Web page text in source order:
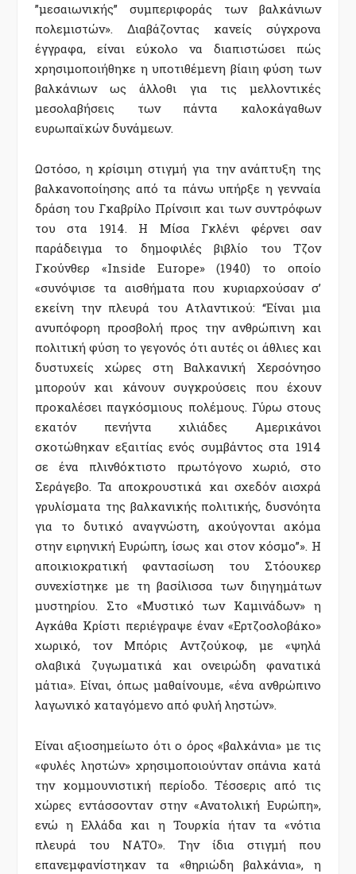
”µεσαιωνικής” συµπεριφοράς των βαλκάνιων
πολεµιστών». Διαβάζοντας κανείς σύγχρονα
έγγραφα, είναι εύκολο να διαπιστώσει πώς
χρησιµοποιήθηκε η υποτιθέµενη βίαιη φύση των
βαλκάνιων ως άλλοθι για τις µελλοντικές
µεσολαβήσεις των πάντα καλοκάγαθων
ευρωπαϊκών δυνάµεων.
Ωστόσο, η κρίσιµη στιγµή για την ανάπτυξη της
βαλκανοποίησης από τα πάνω υπήρξε η γενναία
δράση του Γκαβρίλο Πρίνσιπ και των συντρόφων
του στα 1914. Η Μίσα Γκλένι φέρνει σαν
παράδειγµα το δηµοφιλές βιβλίο του Τζον
Γκούνθερ «Inside Europe» (1940) το οποίο
«συνόψισε τα αισθήµατα που κυριαρχούσαν σ’
εκείνη την πλευρά του Ατλαντικού: “Είναι µια
ανυπόφορη προσβολή προς την ανθρώπινη και
πολιτική φύση το γεγονός ότι αυτές οι άθλιες και
δυστυχείς χώρες στη Βαλκανική Χερσόνησο
µπορούν και κάνουν συγκρούσεις που έχουν
προκαλέσει παγκόσµιους πολέµους. Γύρω στους
εκατόν πενήντα χιλιάδες Αµερικάνοι
σκοτώθηκαν εξαιτίας ενός συµβάντος στα 1914
σε ένα πλινθόκτιστο πρωτόγονο χωριό, στο
Σεράγεβο. Τα αποκρουστικά και σχεδόν αισχρά
γρυλίσµατα της βαλκανικής πολιτικής, δυσνόητα
για το δυτικό αναγνώστη, ακούγονται ακόµα
στην ειρηνική Ευρώπη, ίσως και στον κόσµο”». Η
αποικιοκρατική φαντασίωση του Στόουκερ
συνεχίστηκε µε τη βασίλισσα των διηγηµάτων
µυστηρίου. Στο «Μυστικό των Καµινάδων» η
Αγκάθα Κρίστι περιέγραψε έναν «Ερτζοσλοβάκο»
χωρικό, τον Μπόρις Αντζούκοφ, µε «ψηλά
σλαβικά ζυγωµατικά και ονειρώδη φανατικά
µάτια». Είναι, όπως µαθαίνουµε, «ένα ανθρώπινο
λαγωνικό καταγόµενο από φυλή ληστών».
Είναι αξιοσηµείωτο ότι ο όρος «βαλκάνια» µε τις
«φυλές ληστών» χρησιµοποιούνταν σπάνια κατά
την κοµµουνιστική περίοδο. Τέσσερις από τις
χώρες εντάσσονταν στην «Ανατολική Ευρώπη»,
ενώ η Ελλάδα και η Τουρκία ήταν τα «νότια
πλευρά του ΝΑΤΟ». Την ίδια στιγµή που
επανεµφανίστηκαν τα «θηριώδη βαλκάνια», η